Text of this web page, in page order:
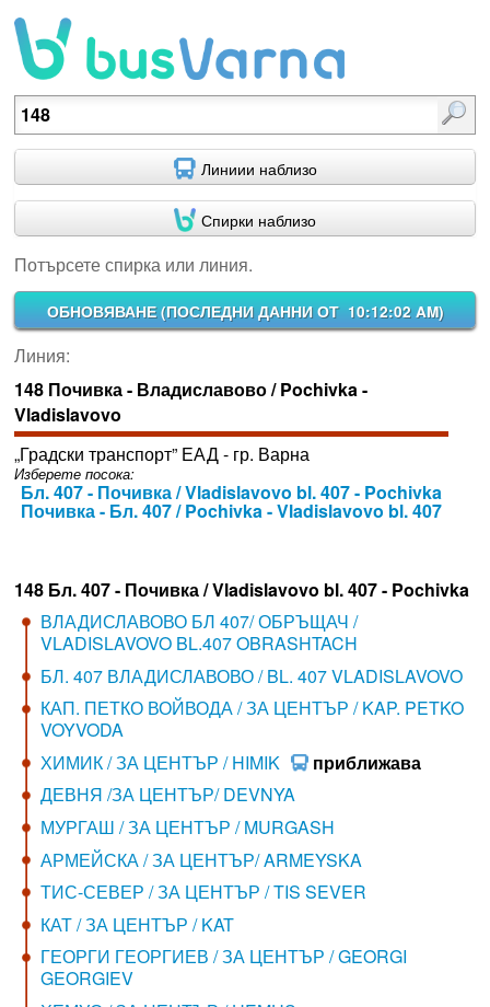
Потърсете спирка или линия.
Линиии наблизо
Спирки наблизо
Потърсете спирка или линия.
ОБНОВЯВАНЕ (ПОСЛЕДНИ ДАННИ ОТ 10:12:02 AM)
Линия:
148 Почивка - Владиславово / Pochivka -
Vladislavovo
„Градски транспорт” ЕАД - гр. Варна
Изберете посока:
Бл. 407 - Почивка / Vladislavovo bl. 407 - Pochivka
Почивка - Бл. 407 / Pochivka - Vladislavovo bl. 407
148 Бл. 407 - Почивка / Vladislavovo bl. 407 - Pochivka
ВЛАДИСЛАВОВО БЛ 407/ ОБРЪЩАЧ /
VLADISLAVOVO BL.407 OBRASHTACH
БЛ. 407 ВЛАДИСЛАВОВО / BL. 407 VLADISLAVOVO
КАП. ПЕТКО ВОЙВОДА / ЗА ЦЕНТЪР / KAP. PETKO
VOYVODA
ХИМИК / ЗА ЦЕНТЪР / HIMIK
приближава
ДЕВНЯ /ЗА ЦЕНТЪР/ DEVNYA
МУРГАШ / ЗА ЦЕНТЪР / MURGASH
АРМЕЙСКА / ЗА ЦЕНТЪР/ ARMEYSKA
ТИС-СЕВЕР / ЗА ЦЕНТЪР / TIS SEVER
КАТ / ЗА ЦЕНТЪР / KAT
ГЕОРГИ ГЕОРГИЕВ / ЗА ЦЕНТЪР / GEORGI
GEORGIEV